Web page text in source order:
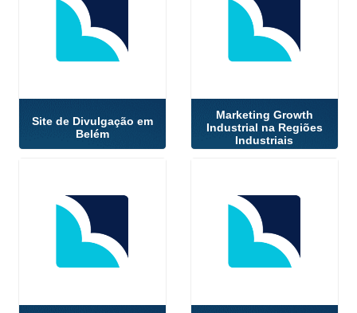
Site de Divulgação em
Belém
Marketing Growth
Industrial na Regiões
Industriais